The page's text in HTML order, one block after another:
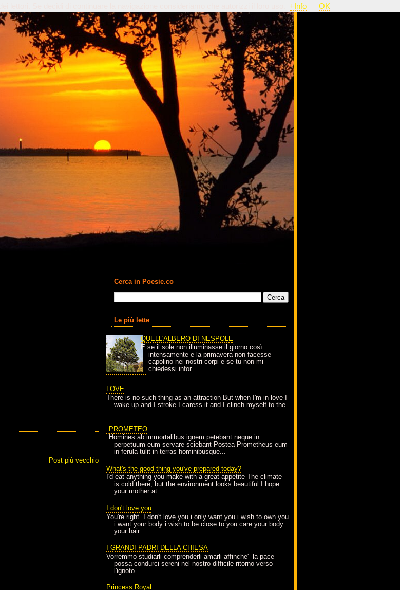
Post più vecchio
Cerca in Poesie.co
Le più lette
QUELL'ALBERO DI NESPOLE
E se il sole non illuminasse il giorno così
intensamente e la primavera non facesse
capolino nei nostri corpi e se tu non mi
chiedessi infor...
LOVE
There is no such thing as an attraction But when I'm in love I
wake up and I stroke I caress it and I clinch myself to the
...
PROMETEO
Homines ab immortalibus ignem petebant neque in
perpetuum eum servare sciebant Postea Prometheus eum
in ferula tulit in terras hominibusque...
What's the good thing you've prepared today?
I'd eat anything you make with a great appetite The climate
is cold there, but the environment looks beautiful I hope
your mother at...
I don't love you
You're right. I don't love you i only want you i wish to own you
i want your body i wish to be close to you care your body
your hair...
I GRANDI PADRI DELLA CHIESA
Vorremmo studiarli comprenderli amarli affinche' la pace
possa condurci sereni nel nostro difficile ritorno verso
l'ignoto
Princess Royal
+Info OK